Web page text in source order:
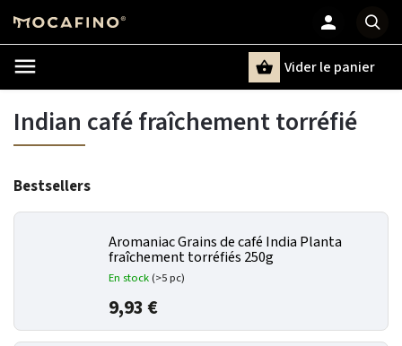
Chercher
Vider le panier
Indian café fraîchement torréfié
Bestsellers
Aromaniac Grains de café India Planta
fraîchement torréfiés 250g
En stock (>5 pc)
9,93 €